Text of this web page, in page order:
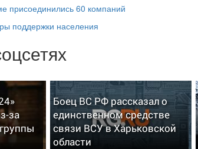
присоединились 60 компаний
поддержки населения
за
Боец ВС РФ рассказал о
единственном средстве
связи ВСУ в Харьковской
области